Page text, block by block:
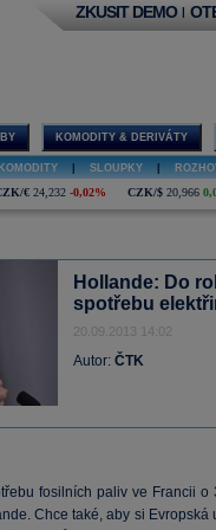
ZKUSIT DEMO |
KOMODITY & DERIVÁTY
KOMODITY SLOUPKY
€ 24,232 -0,02% CZK/$ 20,966
Hollande: Do
spotřebu
20.09.2013 14:02
Autor: ČTK
fosilních paliv ve Francii o
Chce také, aby si